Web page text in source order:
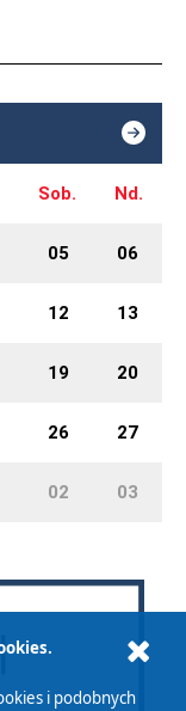
Sob. Nd.
05 06
12 13
19 20
26 27
02 03
i podobnych